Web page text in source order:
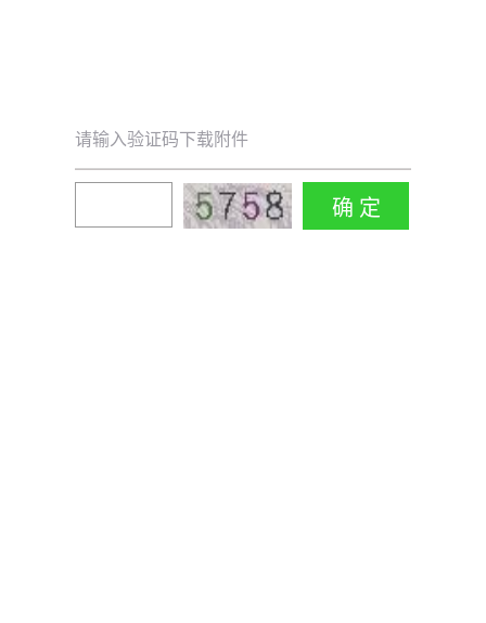
请输入验证码下载附件